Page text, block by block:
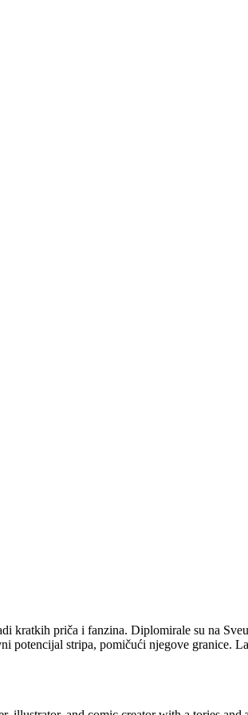
kratkih priča i fanzina. Diplomirale su na
potencijal stripa, pomičući njegove granice.